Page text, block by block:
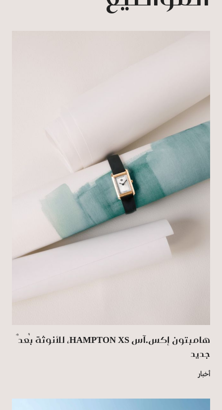
هامبتون إكس.آس HAMPTON XS، للأنوثة بُعدٌ
جديد
أخبار